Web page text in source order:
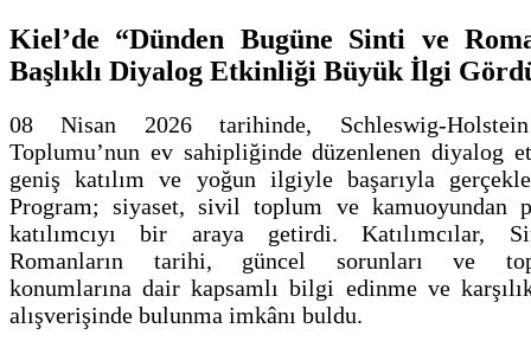
Kiel’de “Dünden Bugüne Sinti ve
Başlıklı Diyalog Etkinliği Büyük İlgi
08 Nisan 2026 tarihinde, Schleswig-
Toplumu’nun ev sahipliğinde düzenlenen diyalog
geniş katılım ve yoğun ilgiyle başarıyla
Program; siyaset, sivil toplum ve kamuoyundan
katılımcıyı bir araya getirdi. Katılımcılar,
Romanların tarihi, güncel sorunları ve
konumlarına dair kapsamlı bilgi edinme ve
alışverişinde bulunma imkânı buldu.